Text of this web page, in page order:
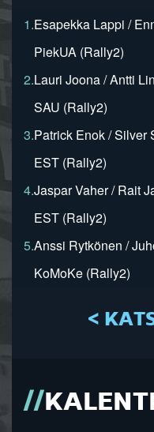
1.Esapekka Lappi /
PiekUA (Rally2)
2.Lauri Joona / Antti
SAU (Rally2)
3.Patrick Enok / Silver
EST (Rally2)
4.Jaspar Vaher / Rait
EST (Rally2)
5.Anssi Rytkönen /
KoMoKe (Rally2)
<